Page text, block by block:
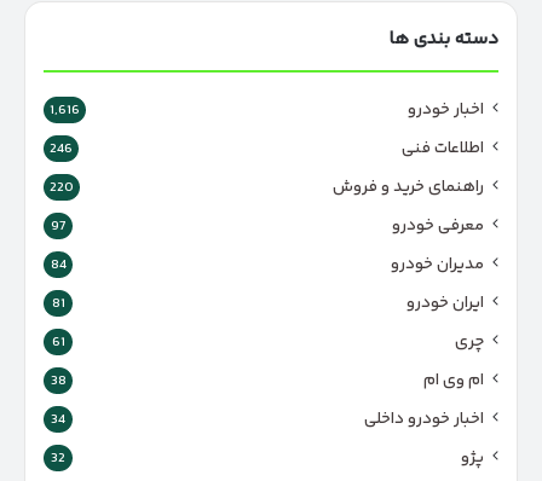
دسته بندی ها
اخبار خودرو 1,616
اطلاعات فنی 246
راهنمای خرید و فروش 220
معرفی خودرو 97
مدیران خودرو 84
ایران خودرو 81
چری 61
ام وی ام 38
اخبار خودرو داخلی 34
پژو 32